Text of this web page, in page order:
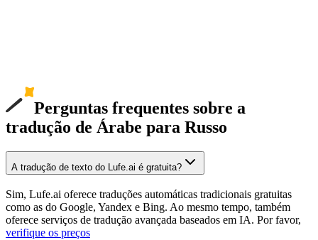
Perguntas frequentes sobre a
tradução de Árabe para Russo
A tradução de texto do Lufe.ai é gratuita?
Sim, Lufe.ai oferece traduções automáticas tradicionais gratuitas
como as do Google, Yandex e Bing. Ao mesmo tempo, também
oferece serviços de tradução avançada baseados em IA. Por favor,
verifique os preços